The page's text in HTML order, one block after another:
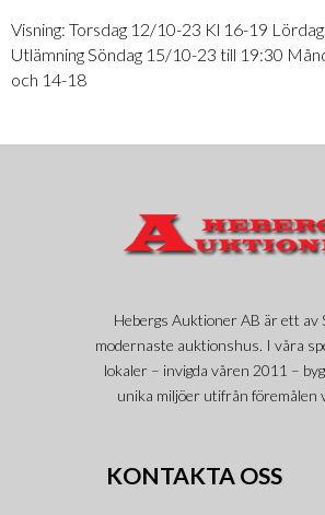
Visning: Torsdag 12/10-23 Kl 16-19
Utlämning Söndag 15/10-23 till 19:30
och 14-18
Hebergs Auktioner AB är ett av
modernaste auktionshus. I våra
lokaler – invigda våren 2011 –
unika miljöer utifrån föremålen
KONTAKTA OSS